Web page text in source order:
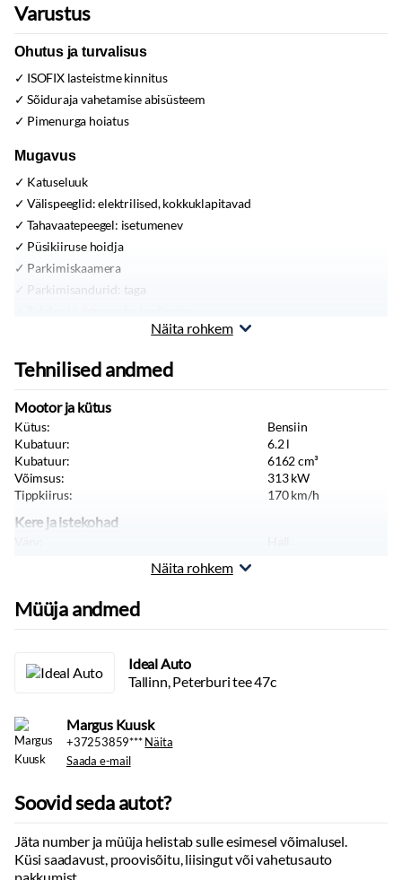
Varustus
Ohutus ja turvalisus
ISOFIX lasteistme kinnitus
Sõiduraja vahetamise abisüsteem
Pimenurga hoiatus
Mugavus
Katuseluuk
Välispeeglid:elektrilised, kokkuklapitavad
Tahavaatepeegel: isetumenev
Püsikiiruse hoidja
Parkimiskaamera
Parkimisandurid: taga
soojendusega, sportrool
Elektriliselt reguleeritavad istmed:
Istmesoojendused:
Comfort istmed
Toonitud klaasid
Sisustus
Nahkpolster
Android Auto
Hääljuhtimine
Tuled
Lähituled:
Rehvid ja veljed
Valuveljed
Muu
Näita rohkem
Tehnilised andmed
Mootor ja kütus
Kütus:
Bensiin
Kubatuur:
6.2l
Kubatuur:
6162cm³
Võimsus:
313kW
Tippkiirus:
170km/h
Kere ja istekohad
Massid, haagis, teljevahe
Näita rohkem
Müüja andmed
Ideal Auto
Tallinn, Peterburi tee 47c
Margus Kuusk
+37253859***Näita
Saada e-mail
Soovid seda autot?
Jäta number ja müüja helistab sulle esimesel võimalusel.
Küsi saadavust, proovisõitu, liisingut või vahetusauto